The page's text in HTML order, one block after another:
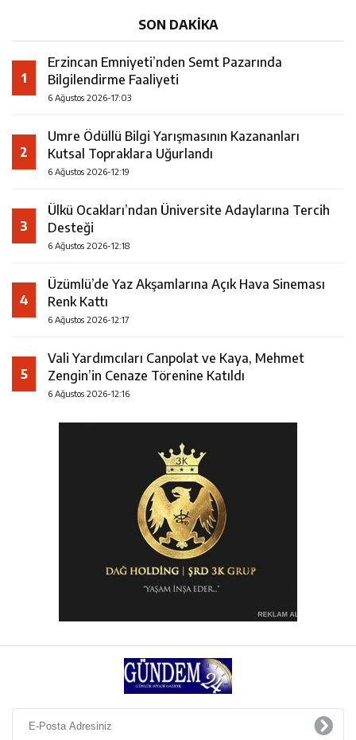
SON DAKİKA
1
Erzincan Emniyeti’nden Semt Pazarında
Bilgilendirme Faaliyeti
6 Ağustos 2026-17:03
2
Umre Ödüllü Bilgi Yarışmasının Kazananları
Kutsal Topraklara Uğurlandı
6 Ağustos 2026-12:19
3
Ülkü Ocakları’ndan Üniversite Adaylarına Tercih
Desteği
6 Ağustos 2026-12:18
4
Üzümlü’de Yaz Akşamlarına Açık Hava Sineması
Renk Kattı
6 Ağustos 2026-12:17
5
Vali Yardımcıları Canpolat ve Kaya, Mehmet
Zengin’in Cenaze Törenine Katıldı
6 Ağustos 2026-12:16